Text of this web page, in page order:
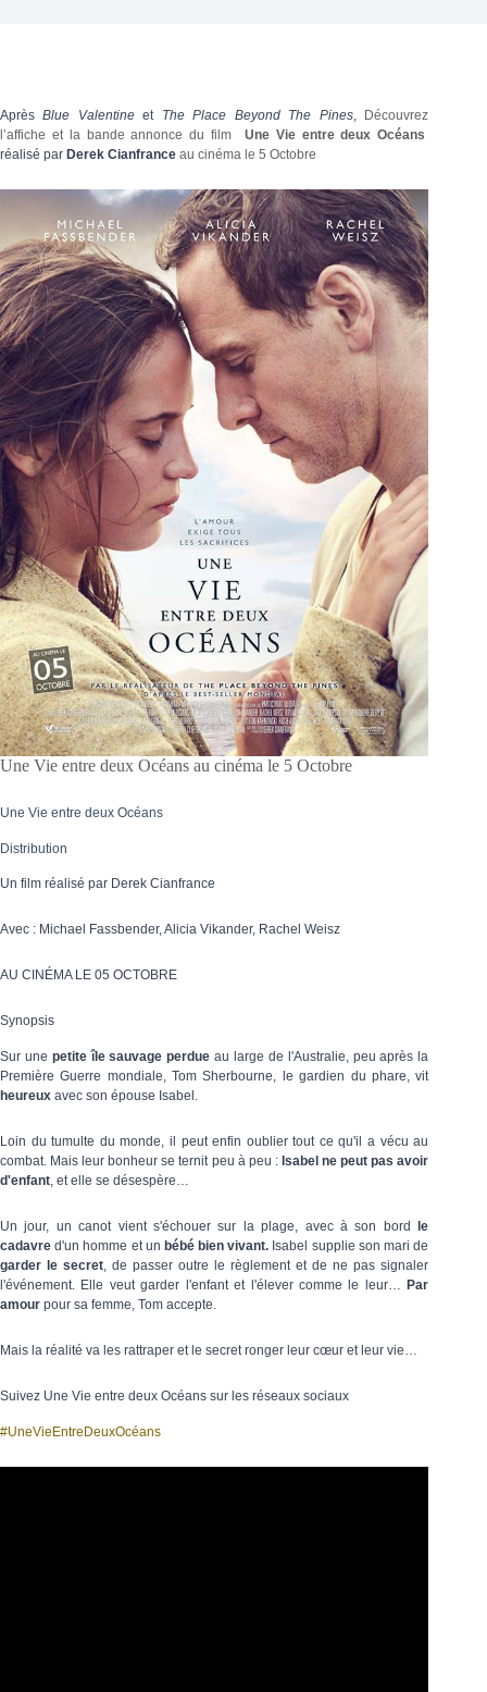
AprèsBlue Valentineet The Place Beyond The Pines,Découvrez
l’affiche et la bande annonce du film Une Vie entre deux Océans
réalisé par Derek Cianfrance au cinéma le 5 Octobre
Une Vie entre deux Océans au cinéma le 5 Octobre
Une Vie entre deux Océans
Distribution
Un film réalisé par Derek Cianfrance
Avec : Michael Fassbender, Alicia Vikander, Rachel Weisz
AU CINÉMA LE 05 OCTOBRE
Synopsis
Sur une petite île sauvage perdue au large de l'Australie, peu après la
Première Guerre mondiale, Tom Sherbourne, le gardien du phare, vit
heureux avec son épouse Isabel.
Loin du tumulte du monde, il peut enfin oublier tout ce qu'il a vécu au
combat. Mais leur bonheur se ternit peu à peu : Isabel ne peut pas avoir
d'enfant, et elle se désespère…
Un jour, un canot vient s'échouer sur la plage, avec à son bord
le
cadavre d'un homme et un bébé bien vivant. Isabel supplie son mari de
garder le secret, de passer outre le règlement et de ne pas signaler
l'événement. Elle veut garder l'enfant et l'élever comme le leur… Par
amour pour sa femme, Tom accepte.
Mais la réalité va les rattraper et le secret ronger leur cœur et leur vie…
Suivez Une Vie entre deux Océans sur les réseaux sociaux
#UneVieEntreDeuxOcéans